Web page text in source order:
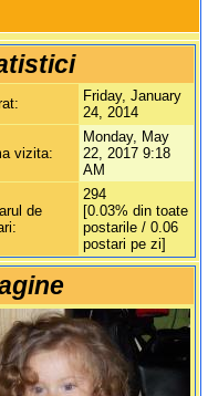
Friday, January
24, 2014
vizita:
Monday, May
22, 2017 9:18
AM
de
294
[0.03% din toate
postarile / 0.06
postari pe zi]